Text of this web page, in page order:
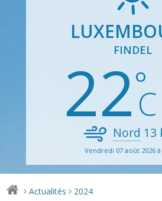
FINDEL
22
Nord 13
Vendredi 07 août 2026 à
> Actualités > 2024